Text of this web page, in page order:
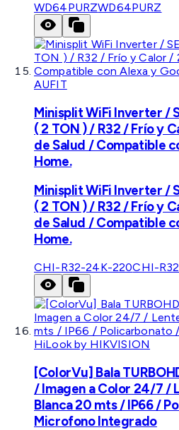
WD64PURZWD64PURZ
AUFIT
Minisplit WiFi Inverter /
( 2 TON ) / R32 / Frío y
de Salud / Compatible
Home.
Minisplit WiFi Inverter /
( 2 TON ) / R32 / Frío y
de Salud / Compatible
Home.
CHI-R32-24K-220CHI-
HiLook by HIKVISION
[ColorVu] Bala
/ Imagen a Color 24/7 /
Blanca 20 mts / IP66 /
Microfono Integrado